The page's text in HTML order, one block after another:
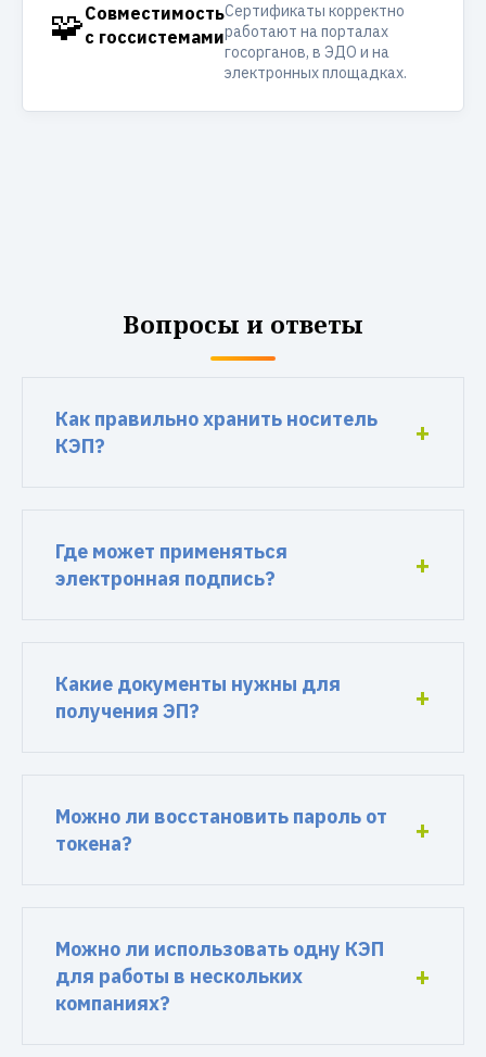
🧩Совместимость
с госсистемами
Сертификаты корректно
работают на порталах
госорганов, в ЭДО и на
электронных площадках.
Вопросы и ответы
Как правильно хранить носитель
КЭП?
Где может применяться
электронная подпись?
Какие документы нужны для
получения ЭП?
Можно ли восстановить пароль от
токена?
Можно ли использовать одну КЭП
для работы в нескольких
компаниях?